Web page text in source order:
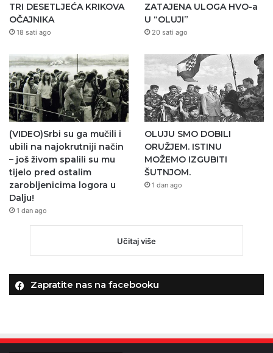
TRI DESETLJEĆA KRIKOVA
OČAJNIKA
18 sati ago
ZATAJENA ULOGA HVO-a
U “OLUJI”
20 sati ago
(VIDEO)Srbi su ga mučili i
ubili na najokrutniji način
– još živom spalili su mu
tijelo pred ostalim
zarobljenicima logora u
Dalju!
1 dan ago
OLUJU SMO DOBILI
ORUŽJEM. ISTINU
MOŽEMO IZGUBITI
ŠUTNJOM.
1 dan ago
Učitaj više
Zapratite nas na facebooku